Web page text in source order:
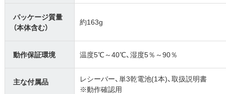
パッケージ質量
（本体含む）
約163g
動作保証環境 温度5℃～40℃、湿度5％～90％
主な付属品
レシーバー、単3乾電池(1本)、取扱説明書
※動作確認用